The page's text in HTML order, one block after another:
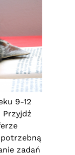
9-12
Przyjdź
zadań